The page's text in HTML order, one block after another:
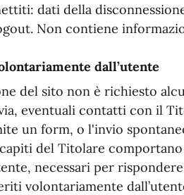
dati della
Non contiene
dall’utente
del sito non è richiesto
eventuali contatti con il
un form, o l'invio
del Titolare
necessari per
volontariamente